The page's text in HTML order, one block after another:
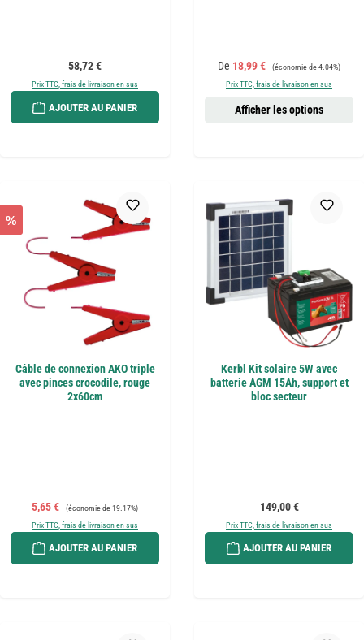
Prix régulier :
58,72 €
Prix TTC, frais de livraison en sus
AJOUTER AU PANIER
Prix de vente :
De 18,99 € Prix régulier :
(économie de 4.04%)
Prix TTC, frais de livraison en sus
Afficher les options
%
Câble de connexion AKO triple
avec pinces crocodile, rouge
2x60cm
Prix de vente :
5,65 € Prix régulier :
(économie de 19.17%)
Prix TTC, frais de livraison en sus
AJOUTER AU PANIER
Kerbl Kit solaire 5W avec
batterie AGM 15Ah, support et
bloc secteur
Prix régulier :
149,00 €
Prix TTC, frais de livraison en sus
AJOUTER AU PANIER